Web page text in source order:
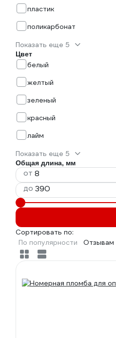
пластик
поликарбонат
Показать еще 5
Цвет
белый
желтый
зеленый
красный
лайм
Показать еще 5
Общая длина, мм
от
до
Сортировать по:
По популярности
Отзывам